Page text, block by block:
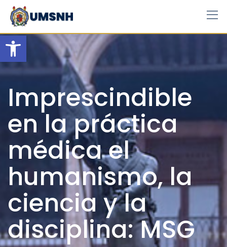
Open toolbar
Skip
content
Imprescindible
en la práctica
médica el
humanismo, la
ciencia y la
disciplina: MSG